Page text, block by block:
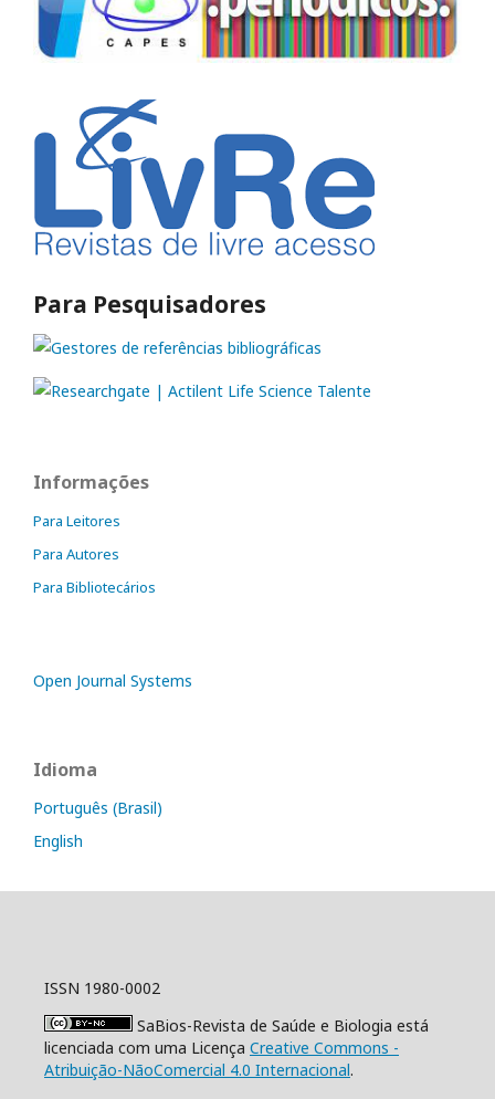
Para Pesquisadores
Informações
Para Leitores
Para Autores
Para Bibliotecários
Open Journal Systems
Idioma
Português (Brasil)
English
ISSN 1980-0002
SaBios-Revista de Saúde e Biologia está
licenciada com uma Licença Creative Commons -
Atribuição-NãoComercial 4.0 Internacional.